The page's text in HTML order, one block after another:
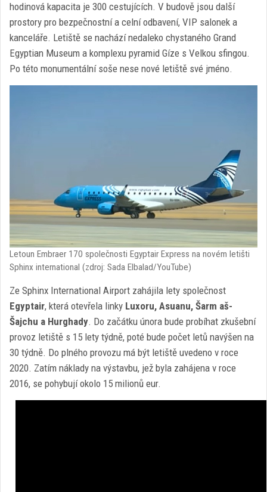
hodinová kapacita je 300 cestujících. V budově jsou další
prostory pro bezpečnostní a celní odbavení, VIP salonek a
kanceláře. Letiště se nachází nedaleko chystaného Grand
Egyptian Museum a komplexu pyramid Gíze s Velkou sfingou.
Po této monumentální soše nese nové letiště své jméno.
Letoun Embraer 170 společnosti Egyptair Express na novém letišti
Sphinx international (zdroj: Sada Elbalad/YouTube)
Ze Sphinx International Airport zahájila lety společnost
Egyptair, která otevřela linky Luxoru, Asuanu, Šarm aš-
Šajchu a Hurghady. Do začátku února bude probíhat zkušební
provoz letiště s 15 lety týdně, poté bude počet letů navýšen na
30 týdně. Do plného provozu má být letiště uvedeno v roce
2020. Zatím náklady na výstavbu, jež byla zahájena v roce
2016, se pohybují okolo 15 milionů eur.